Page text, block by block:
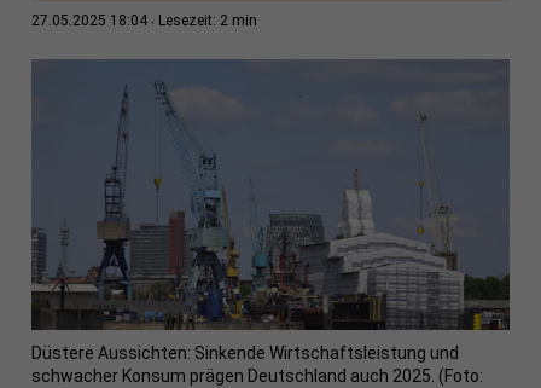
27.05.2025 18:04 Lesezeit: 2 min
Düstere Aussichten: Sinkende Wirtschaftsleistung und
schwacher Konsum prägen Deutschland auch 2025. (Foto: